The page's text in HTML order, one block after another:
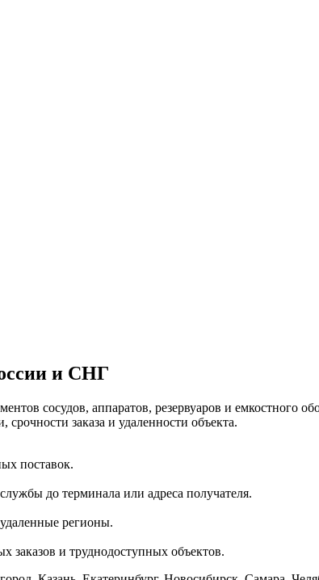
и СНГ
сосудов, аппаратов, резервуаров и емкостного
заказа и удаленности объекта.
поставок.
до терминала или адреса получателя.
регионы.
заказов и труднодоступных объектов.